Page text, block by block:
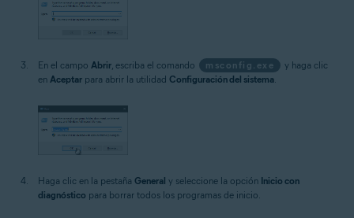
En el campo Abrir, escriba el comando msconfig.exe
y haga clic
en Aceptar para abrir la utilidad Configuración del sistema.
Haga clic en la pestaña General y seleccione la opción Inicio con
diagnóstico para borrar todos los programas de inicio.